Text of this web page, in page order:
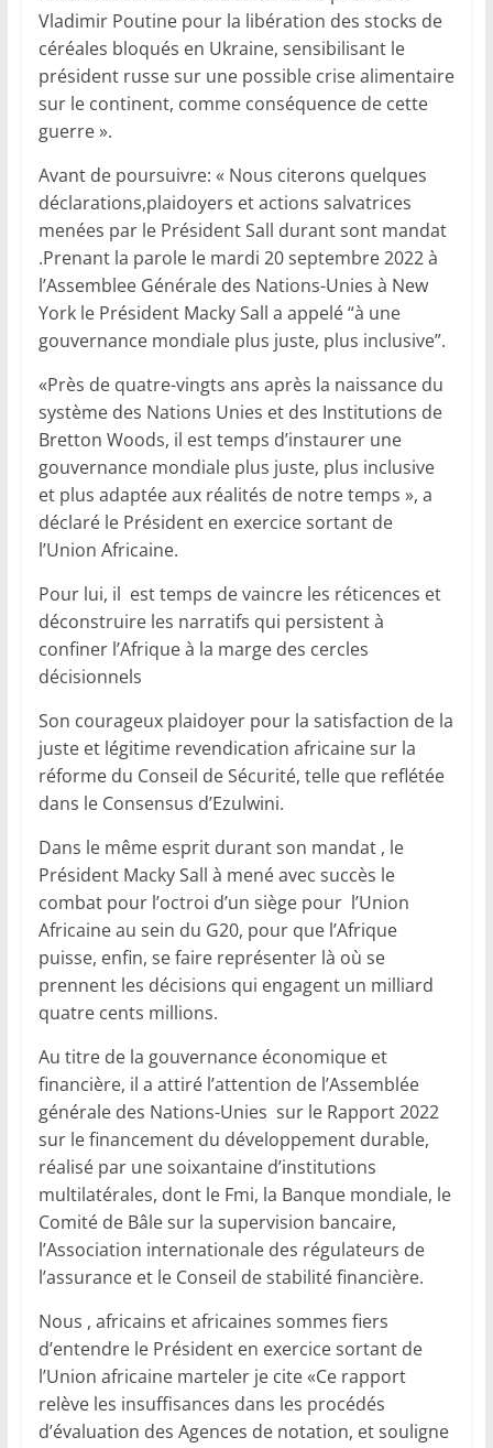
Vladimir Poutine pour la libération des stocks de
céréales bloqués en Ukraine, sensibilisant le
président russe sur une possible crise alimentaire
sur le continent, comme conséquence de cette
guerre ».
Avant de poursuivre: « Nous citerons quelques
déclarations,plaidoyers et actions salvatrices
menées par le Président Sall durant sont mandat
.Prenant la parole le mardi 20 septembre 2022 à
l’Assemblee Générale des Nations-Unies à New
York le Président Macky Sall a appelé “à une
gouvernance mondiale plus juste, plus inclusive”.
«Près de quatre-vingts ans après la naissance du
système des Nations Unies et des Institutions de
Bretton Woods, il est temps d’instaurer une
gouvernance mondiale plus juste, plus inclusive
et plus adaptée aux réalités de notre temps », a
déclaré le Président en exercice sortant de
l’Union Africaine.
Pour lui, il est temps de vaincre les réticences et
déconstruire les narratifs qui persistent à
confiner l’Afrique à la marge des cercles
décisionnels
Son courageux plaidoyer pour la satisfaction de la
juste et légitime revendication africaine sur la
réforme du Conseil de Sécurité, telle que reflétée
dans le Consensus d’Ezulwini.
Dans le même esprit durant son mandat , le
Président Macky Sall à mené avec succès le
combat pour l’octroi d’un siège pour l’Union
Africaine au sein du G20, pour que l’Afrique
puisse, enfin, se faire représenter là où se
prennent les décisions qui engagent un milliard
quatre cents millions.
Au titre de la gouvernance économique et
financière, il a attiré l’attention de l’Assemblée
générale des Nations-Unies sur le Rapport 2022
sur le financement du développement durable,
réalisé par une soixantaine d’institutions
multilatérales, dont le Fmi, la Banque mondiale, le
Comité de Bâle sur la supervision bancaire,
l’Association internationale des régulateurs de
l’assurance et le Conseil de stabilité financière.
Nous , africains et africaines sommes fiers
d’entendre le Président en exercice sortant de
l’Union africaine marteler je cite «Ce rapport
relève les insuffisances dans les procédés
d’évaluation des Agences de notation, et souligne